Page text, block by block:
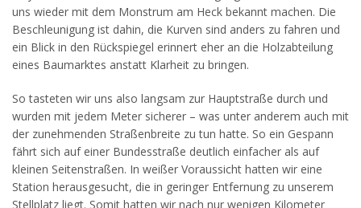
uns wieder mit dem Monstrum am Heck bekannt machen. Die
Beschleunigung ist dahin, die Kurven sind anders zu fahren und
ein Blick in den Rückspiegel erinnert eher an die Holzabteilung
eines Baumarktes anstatt Klarheit zu bringen.
So tasteten wir uns also langsam zur Hauptstraße durch und
wurden mit jedem Meter sicherer – was unter anderem auch mit
der zunehmenden Straßenbreite zu tun hatte. So ein Gespann
fährt sich auf einer Bundesstraße deutlich einfacher als auf
kleinen Seitenstraßen. In weißer Voraussicht hatten wir eine
Station herausgesucht, die in geringer Entfernung zu unserem
Stellplatz liegt. Somit hatten wir nach nur wenigen Kilometer